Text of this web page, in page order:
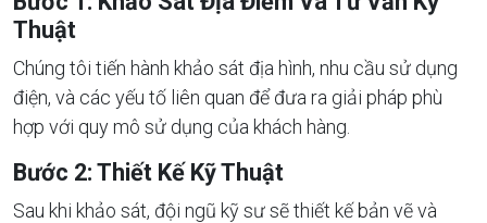
Thuật
Chúng tôi tiến hành khảo sát địa hình, nhu cầu sử dụng
điện, và các yếu tố liên quan để đưa ra giải pháp phù
hợp với quy mô sử dụng của khách hàng.
Bước 2: Thiết Kế Kỹ Thuật
Sau khi khảo sát, đội ngũ kỹ sư sẽ thiết kế bản vẽ và